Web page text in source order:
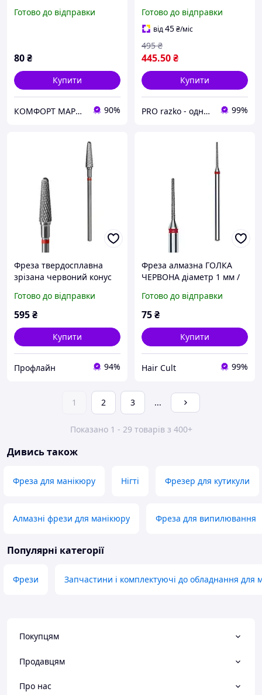
Готово до відправки
80₴
Купити
КОМФОРТ МАРКЕТ 90%
червона FT90R050/13
Готово до відправки
від45₴/міс
445.50₴
495 ₴
Купити
PRO razko - одноразова продукція для салонів краси 99%
Фреза твердосплавна
зрізана червоний конус
частина 13 мм Staleks
Готово до відправки
595₴
Купити
Профлайн 94%
Фреза алмазна ГОЛКА
ЧЕРВОНА діаметр 1 мм /
EXPERT (FA80R010/10)
STALEKS PRO
Готово до відправки
75₴
Купити
Hair Сult 99%
1 2 3 ...
Показано 1 - 29 товарів з 400+
Дивись також
Фреза для манікюру Нігті Фрезер для кутикули
Алмазні фрези для манікюру Фреза для випилювання
Популярні категорії
Фрези Запчастини і комплектуючі до обладнання для
Покупцям
Продавцям
Про нас